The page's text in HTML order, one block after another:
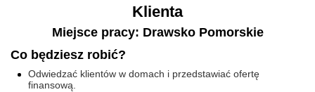
Klienta
Miejsce pracy: Drawsko Pomorskie
Co będziesz robić?
Odwiedzać klientów w domach i przedstawiać ofertę
finansową.